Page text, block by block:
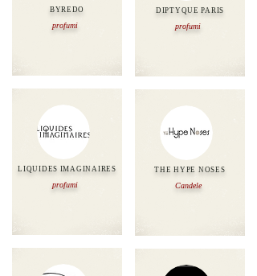
BYREDO
profumi
LIQUIDES IMAGINAIRES
profumi
DIPTYQUE PARIS
profumi
THE HYPE NOSES
Candele